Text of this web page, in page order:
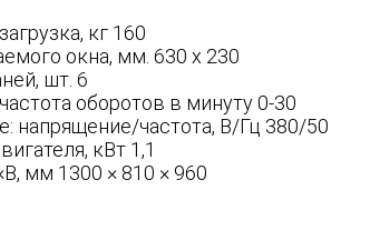
кг 160
окна, мм. 630 х 230
шт. 6
оборотов в минуту 0-30
напрящение/частота, В/Гц 380/50
кВт 1,1
мм 1300 × 810 × 960